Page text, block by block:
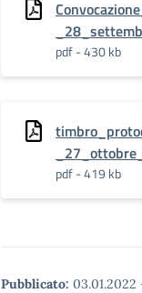
pdf - 430 kb
pdf - 419 kb
Pubblicato: 03.01.2022